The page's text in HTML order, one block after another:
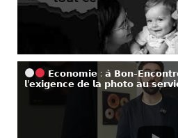
𝗘𝗰𝗼𝗻𝗼𝗺𝗶𝗲 : 𝗮̀ 𝗕𝗼𝗻-
𝗹’𝗲𝘅𝗶𝗴𝗲𝗻𝗰𝗲 𝗱𝗲 𝗹𝗮 𝗽𝗵𝗼𝘁𝗼 𝗮𝘂